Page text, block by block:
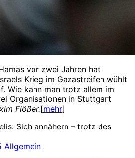
vor zwei Jahren hat
Krieg im Gazastreifen wühlt
Wie kann man trotz allem im
Organisationen in Stuttgart
Flößer.[mehr]
Sich annähern – trotz des
Allgemein